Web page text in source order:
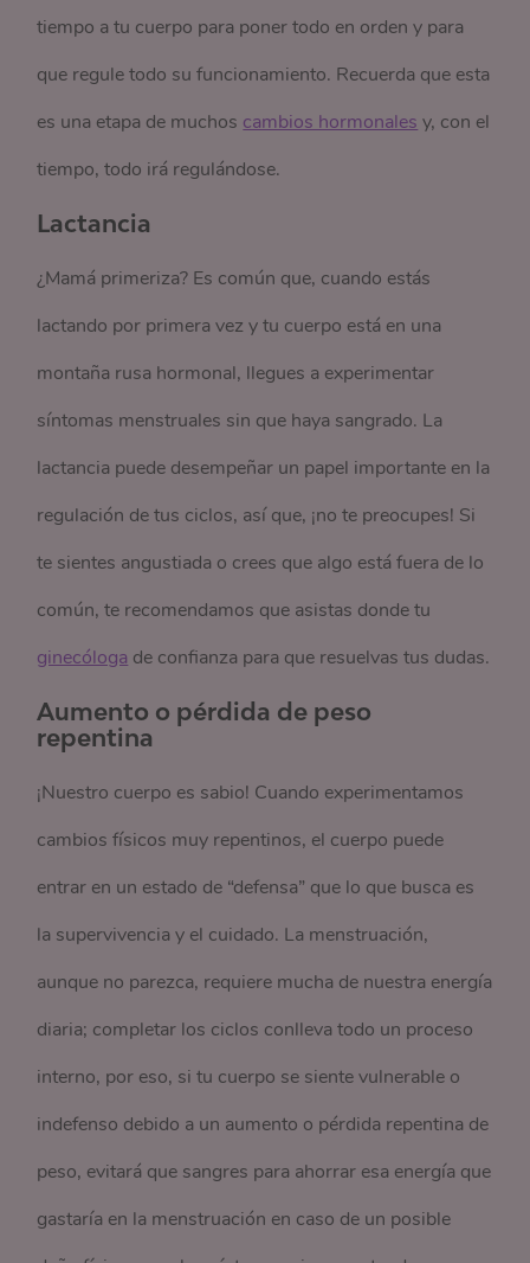
tiempo a tu cuerpo para poner todo en orden y para
que regule todo su funcionamiento. Recuerda que esta
es una etapa de muchos cambios hormonales y, con el
tiempo, todo irá regulándose.
Lactancia
¿Mamá primeriza? Es común que, cuando estás
lactando por primera vez y tu cuerpo está en una
montaña rusa hormonal, llegues a experimentar
síntomas menstruales sin que haya sangrado. La
lactancia puede desempeñar un papel importante en la
regulación de tus ciclos, así que, ¡no te preocupes! Si
te sientes angustiada o crees que algo está fuera de lo
común, te recomendamos que asistas donde tu
ginecóloga de confianza para que resuelvas tus dudas.
Aumento o pérdida de peso
repentina
¡Nuestro cuerpo es sabio! Cuando experimentamos
cambios físicos muy repentinos, el cuerpo puede
entrar en un estado de “defensa” que lo que busca es
la supervivencia y el cuidado. La menstruación,
aunque no parezca, requiere mucha de nuestra energía
diaria; completar los ciclos conlleva todo un proceso
interno, por eso, si tu cuerpo se siente vulnerable o
indefenso debido a un aumento o pérdida repentina de
peso, evitará que sangres para ahorrar esa energía que
gastaría en la menstruación en caso de un posible